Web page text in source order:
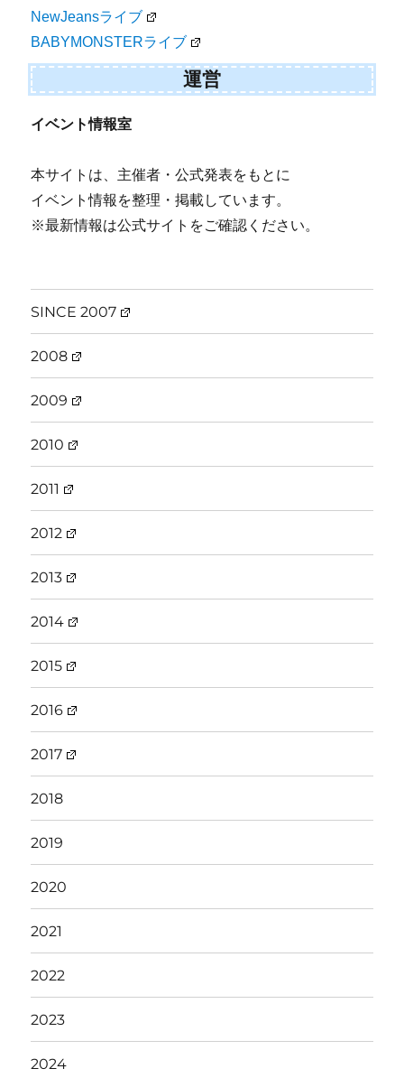
NewJeansライブ
BABYMONSTERライブ
運営
イベント情報室
本サイトは、主催者・公式発表をもとに
イベント情報を整理・掲載しています。
※最新情報は公式サイトをご確認ください。
SINCE 2007
2008
2009
2010
2011
2012
2013
2014
2015
2016
2017
2018
2019
2020
2021
2022
2023
2024